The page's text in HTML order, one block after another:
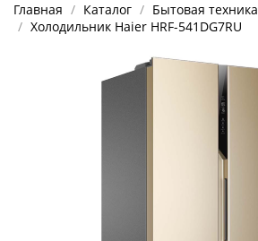
Главная Каталог Бытовая техника
Холодильник Haier HRF-541DG7RU